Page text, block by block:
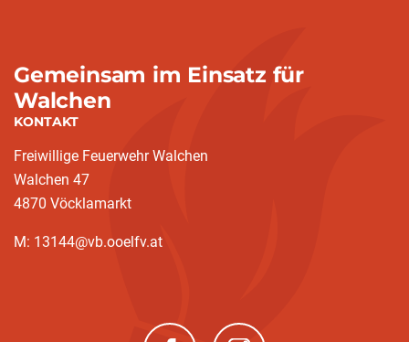
Gemeinsam im Einsatz für
Walchen
KONTAKT
Freiwillige Feuerwehr Walchen
Walchen 47
4870 Vöcklamarkt
M: 13144@vb.ooelfv.at